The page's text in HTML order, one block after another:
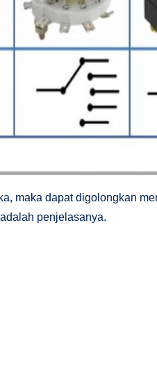
maka dapat digolongkan
penjelasanya.